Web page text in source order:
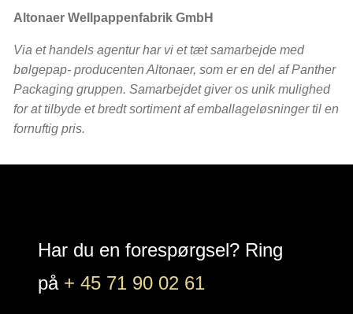
Altonaer Wellpappenfabrik GmbH
Via et handels agentur har vi et tæt samarbejde med
bølgepap- producenten Altonaer, som er en del af Panther
Packaging gruppen. Samarbejdet giver os unik mulighed
for at tilbyde et bredt sortiment af emballageløsninger til en
fornuftig pris.
Har du en forespørgsel? Ring
på + 45 71 90 02 61